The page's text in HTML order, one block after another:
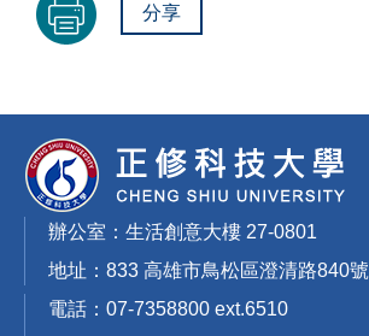
分享
辦公室：生活創意大樓 27-0801
地址：833 高雄市鳥松區澄清路840號
電話：07-7358800 ext.6510